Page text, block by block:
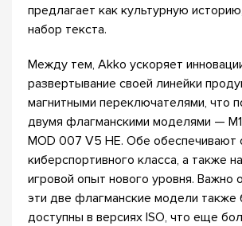
предлагает как культурную
набор текста.
Между тем, Akko ускоряет
развертывание своей линейки
магнитными переключателями, что
двумя флагманскими моделями —
MOD 007 V5 HE. Обе обеспечивают
киберспортивного класса, а также
игровой опыт нового уровня. Важно
эти две флагманские модели также
доступны в версиях ISO, что еще